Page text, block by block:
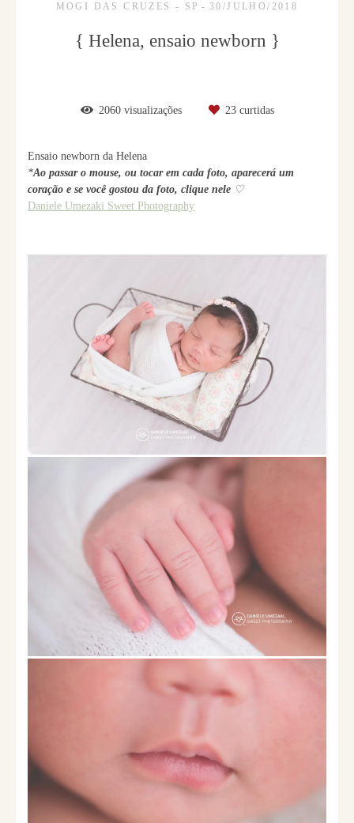
MOGI DAS CRUZES - SP
30/JULHO/2018
{ Helena, ensaio newborn }
2060visualizações 23curtidas
Ensaio newborn da Helena
*Ao passar o mouse, ou tocar em cada foto, aparecerá um
coração e se você gostou da foto, clique nele ♡
Daniele Umezaki Sweet Photography